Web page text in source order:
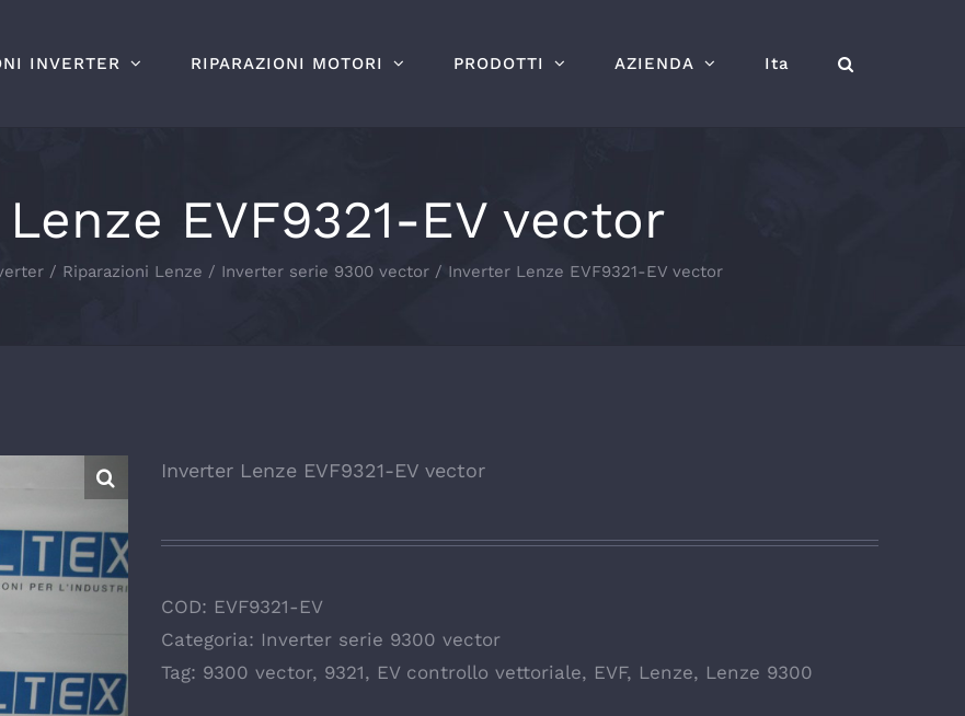
INVERTER RIPARAZIONI MOTORI PRODOTTI AZIENDA Ita
EVF9321-EV vector
Riparazioni Lenze Inverter serie 9300 vector Inverter Lenze EVF9321-EV vector
Inverter Lenze EVF9321-EV vector
COD: EVF9321-EV
Categoria: Inverter serie 9300 vector
Tag: 9300 vector, 9321, EV controllo vettoriale, EVF, Lenze, Lenze 9300